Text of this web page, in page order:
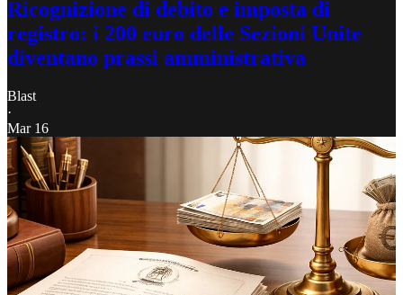
Ricognizione di debito e imposta di
registro: i 200 euro delle Sezioni Unite
diventano prassi amministrativa
Blast
·
Mar 16